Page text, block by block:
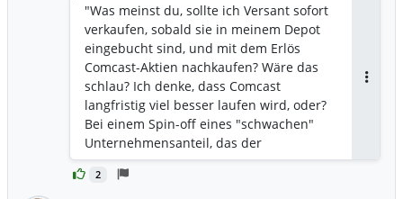
2
"Was meinst du, sollte ich Versant sofort
verkaufen, sobald sie in meinem Depot
eingebucht sind, und mit dem Erlös
Comcast-Aktien nachkaufen? Wäre das
schlau? Ich denke, dass Comcast
langfristig viel besser laufen wird, oder?
Bei einem Spin-off eines "schwachen"
Unternehmensanteil, das der
Mutterkonzern loswerden wollte,
bekommt man anfangs oft noch einen